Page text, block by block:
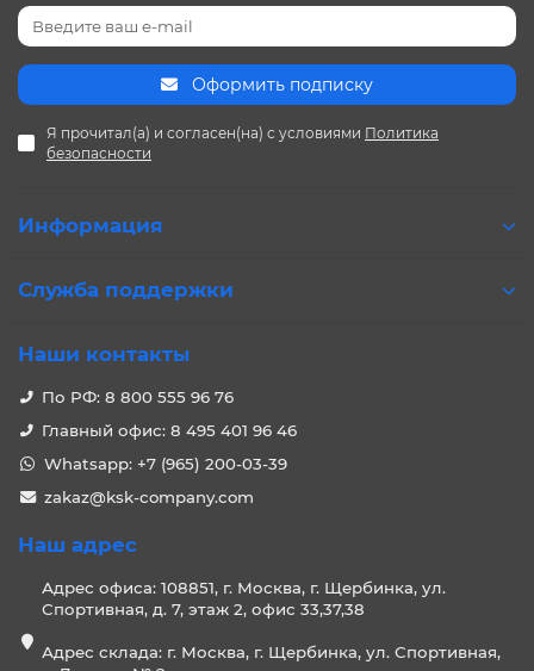
Оформить подписку
Я прочитал(а) и согласен(на) с условиями Политика
безопасности
Информация
Служба поддержки
Наши контакты
По РФ: 8 800 555 96 76
Главный офис: 8 495 401 96 46
Whatsapp: +7 (965) 200-03-39
zakaz@ksk-company.com
Наш адрес
Адрес офиса: 108851, г. Москва, г. Щербинка, ул.
Спортивная, д. 7, этаж 2, офис 33,37,38
Адрес склада: г. Москва, г. Щербинка, ул. Спортивная,